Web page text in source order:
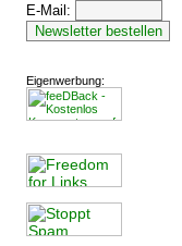
E-Mail:
Eigenwerbung: